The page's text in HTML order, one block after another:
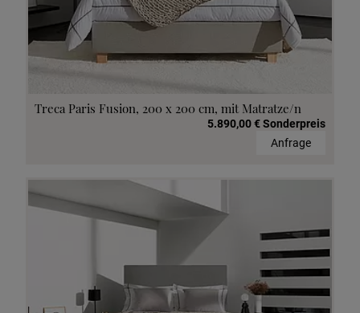
Treca Paris Fusion, 200 x 200 cm, mit Matratze/n
5.890,00 € Sonderpreis
Anfrage